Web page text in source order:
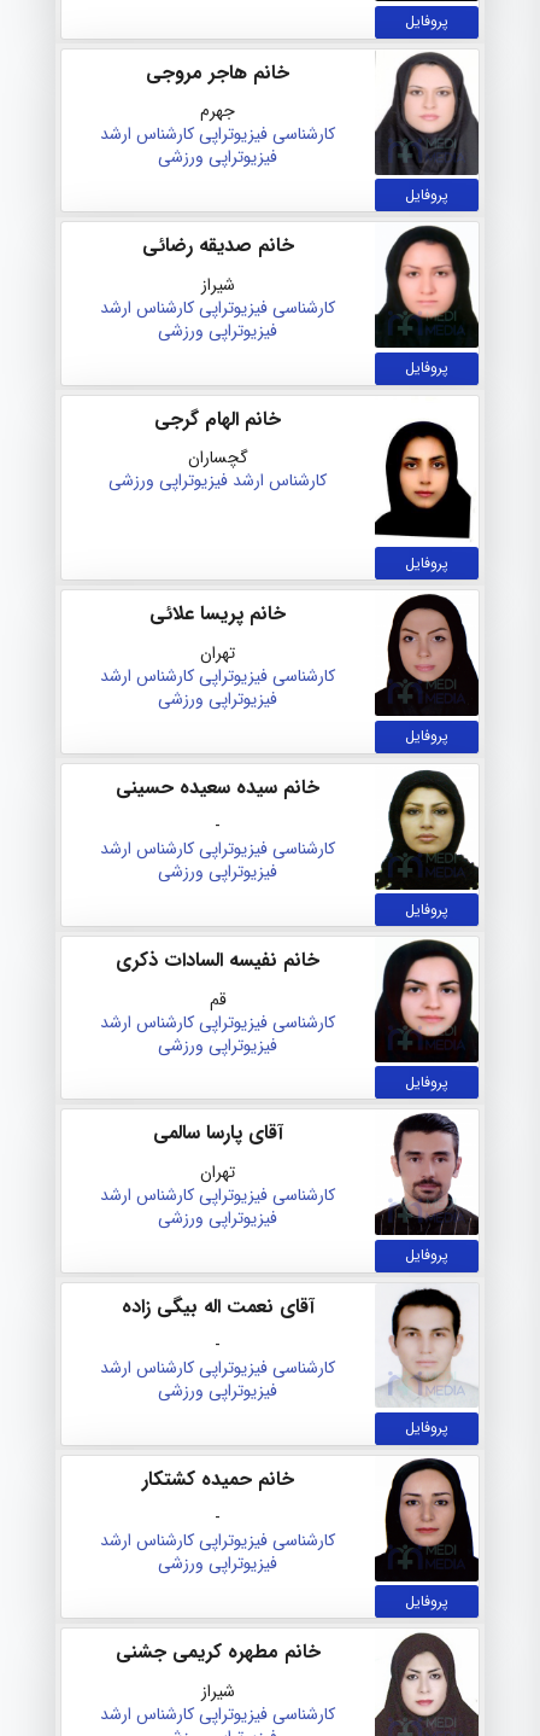
پروفایل
پروفایل
خانم هاجر مروجی
جهرم
کارشناسی فیزیوتراپیکارشناس ارشد
فیزیوتراپی ورزشی
پروفایل
خانم صدیقه رضائی
شیراز
کارشناسی فیزیوتراپیکارشناس ارشد
فیزیوتراپی ورزشی
پروفایل
خانم الهام گرجی
گچساران
کارشناس ارشد فیزیوتراپی ورزشی
پروفایل
خانم پریسا علائی
تهران
کارشناسی فیزیوتراپیکارشناس ارشد
فیزیوتراپی ورزشی
پروفایل
خانم سیده سعیده حسینی
-
کارشناسی فیزیوتراپیکارشناس ارشد
فیزیوتراپی ورزشی
پروفایل
خانم نفیسه السادات ذکری
قم
کارشناسی فیزیوتراپیکارشناس ارشد
فیزیوتراپی ورزشی
پروفایل
آقای پارسا سالمی
تهران
کارشناسی فیزیوتراپیکارشناس ارشد
فیزیوتراپی ورزشی
پروفایل
آقای نعمت اله بیگی زاده
-
کارشناسی فیزیوتراپیکارشناس ارشد
فیزیوتراپی ورزشی
پروفایل
خانم حمیده کشتکار
-
کارشناسی فیزیوتراپیکارشناس ارشد
فیزیوتراپی ورزشی
خانم مطهره کریمی جشنی
شیراز
کارشناسی فیزیوتراپیکارشناس ارشد